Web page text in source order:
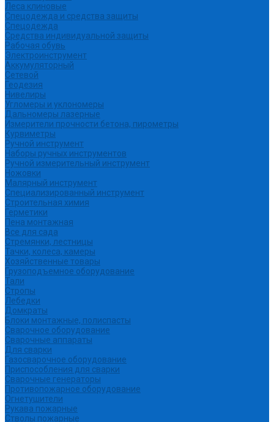
Леса клиновые
Спецодежда и средства защиты
Спецодежда
Средства индивидуальной защиты
Рабочая обувь
Электроинструмент
Аккумуляторный
Сетевой
Геодезия
Нивелиры
Угломеры и уклономеры
Дальномеры лазерные
Измерители прочности бетона, пирометры
Курвиметры
Ручной инструмент
Наборы ручных инструментов
Ручной измерительный инструмент
Ножовки
Малярный инструмент
Специализированный инструмент
Строительная химия
Герметики
Пена монтажная
Все для сада
Стремянки, лестницы
Тачки, колеса, камеры
Хозяйственные товары
Грузоподъемное оборудование
Тали
Стропы
Лебедки
Домкраты
Блоки монтажные, полиспасты
Сварочное оборудование
Сварочные аппараты
Для сварки
Газосварочное оборудование
Приспособления для сварки
Сварочные генераторы
Противопожарное оборудование
Огнетушители
Рукава пожарные
Стволы пожарные